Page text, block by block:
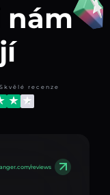
nám
recenze
reviews